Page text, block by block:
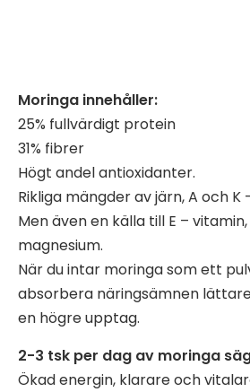
Moringa innehåller:
25% fullvärdigt protein
31% fibrer
Högt andel antioxidanter.
Rikliga mängder av järn, A och K
Men även en källa till E –
magnesium.
När du intar moringa som ett
absorbera näringsämnen
en högre upptag.
2-3 tsk per dag av moringa
Ökad energin, klarare och